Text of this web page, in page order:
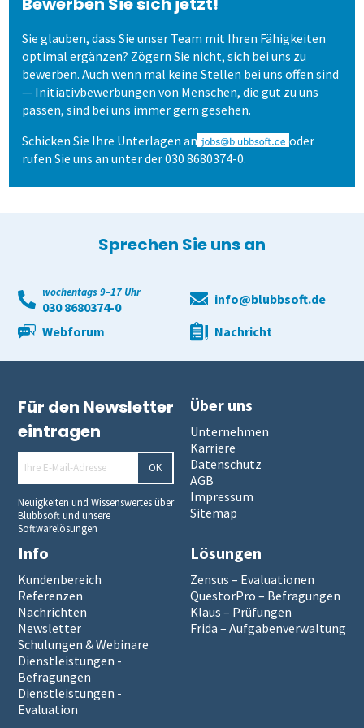
Kunst und Musik
Allen, die evaluieren!
Einstiegsschulungen
Schulungen für Fortgeschrittene
Onlineprüfungen Klaus Online
Demoversion
Fortgeschritten
ILIAS
Panelbefragung
Wahlen
Weitere Befragungsprozesse
Hybrid befragen
Qualität der Erfassung prüfen
Freitextantworten erfassen
Daten detailliert auswerten
Zusammenhänge erkennen
Daten weiterverarbeiten
Lösung
QuestorPro
Demoversion
Schulungen
Einstieg
Fortgeschritten
Extras
Mehrsprachige Fragebögen
Selbstgestaltete Fragebögen
Audit-Log
Dienstleistungen
Sie glauben, dass Sie unser Team mit Ihren Fähigkeiten
optimal ergänzen? Zögern Sie nicht, sich bei uns zu
bewerben. Auch wenn mal keine Stellen bei uns offen sind
— Initiativbewerbungen von Menschen, die gut zu uns
passen, sind bei uns immer gern gesehen.
Schicken Sie Ihre Unterlagen an
oder
rufen Sie uns an unter der 030 8680374-0.
Sprechen Sie uns an
wochentags 9–17 Uhr
030 8680374-0
info@blubbsoft.de
Webforum
Nachricht
Für den Newsletter
eintragen
OK
Neuigkeiten und Wissenswertes über
Blubbsoft und unsere
Softwarelösungen
Über uns
Unternehmen
Karriere
Datenschutz
AGB
Impressum
Sitemap
Info
Kundenbereich
Referenzen
Nachrichten
Newsletter
Schulungen & Webinare
Dienstleistungen -
Befragungen
Dienstleistungen -
Evaluation
Lösungen
Zensus – Evaluationen
QuestorPro – Befragungen
Klaus – Prüfungen
Frida – Aufgabenverwaltung